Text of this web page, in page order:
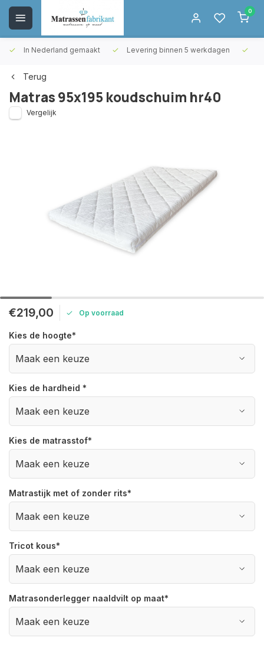
0
In Nederland gemaakt Levering binnen 5 werkdagen
Terug
Matras 95x195 koudschuim hr40
Vergelijk
€219,00 Op voorraad
Kies de hoogte*
Kies de hardheid *
Kies de matrasstof*
Matrastijk met of zonder rits*
Tricot kous*
Matrasonderlegger naaldvilt op maat*